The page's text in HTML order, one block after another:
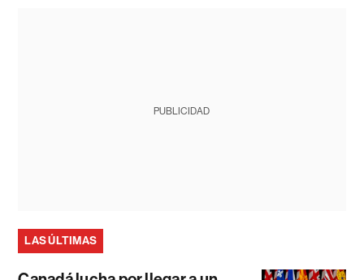
PUBLICIDAD
LAS ÚLTIMAS